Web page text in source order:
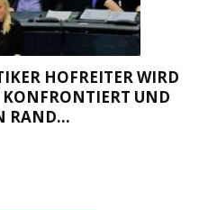
HOFREITER WIRD
UND
RAND...